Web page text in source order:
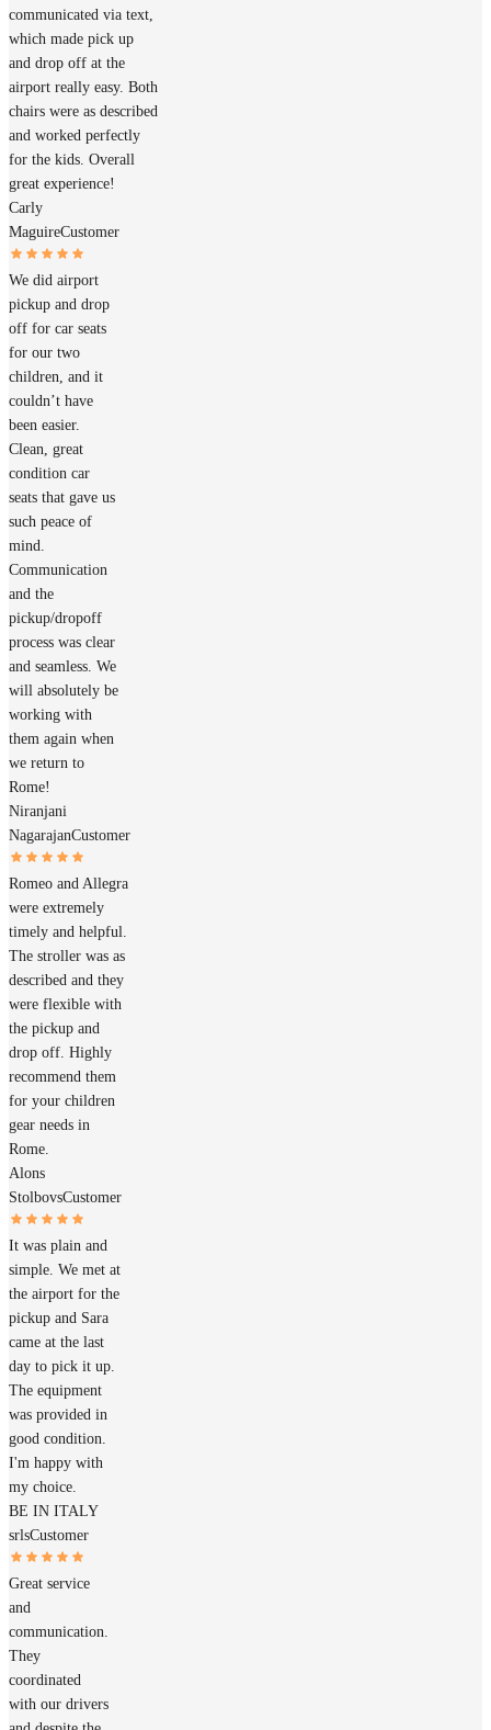
communicated via text,
which made pick up
and drop off at the
airport really easy. Both
chairs were as described
and worked perfectly
for the kids. Overall
great experience!
Carly
MaguireCustomer
We did airport
pickup and drop
off for car seats
for our two
children, and it
couldn’t have
been easier.
Clean, great
condition car
seats that gave us
such peace of
mind.
Communication
and the
pickup/dropoff
process was clear
and seamless. We
will absolutely be
working with
them again when
we return to
Rome!
Niranjani
NagarajanCustomer
Romeo and Allegra
were extremely
timely and helpful.
The stroller was as
described and they
were flexible with
the pickup and
drop off. Highly
recommend them
for your children
gear needs in
Rome.
Alons
StolbovsCustomer
It was plain and
simple. We met at
the airport for the
pickup and Sara
came at the last
day to pick it up.
The equipment
was provided in
good condition.
I'm happy with
my choice.
BE IN ITALY
srlsCustomer
Great service
and
communication.
They
coordinated
with our drivers